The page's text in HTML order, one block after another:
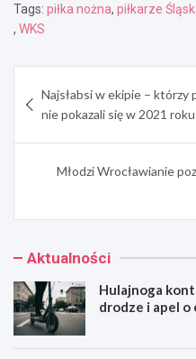
Tags: piłka nożna, piłkarze
, WKS
wpisu
Najsłabsi w ekipie – którzy
nie pokazali się w 2021
Młodzi Wrocławianie
Aktualności
Hulajnoga
drodze i apel o